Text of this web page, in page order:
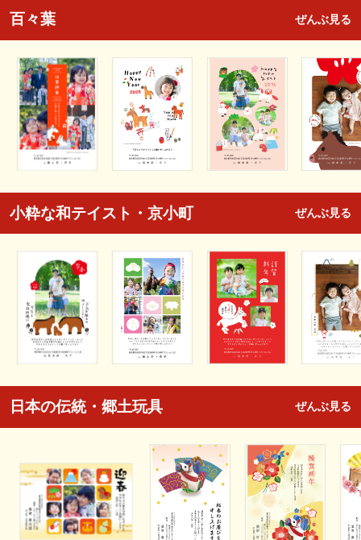
百々葉 ぜんぶ見る
小粋な和テイスト・京小町 ぜんぶ見る
日本の伝統・郷土玩具 ぜんぶ見る